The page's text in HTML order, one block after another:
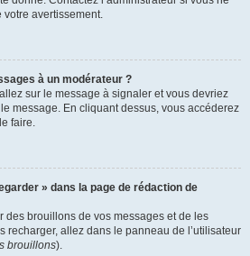
avertissement.
à un modérateur ?
sur le message à signaler et vous devriez
message. En cliquant dessus, vous accéderez
faire.
» dans la page de rédaction de
des brouillons de vos messages et de les
recharger, allez dans le panneau de l’utilisateur
brouillons).